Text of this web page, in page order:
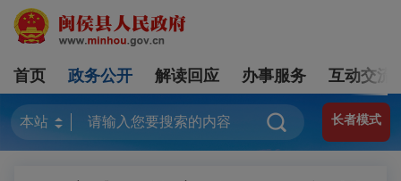
首页 政务公开 解读回应 办事服务 互动交流
长者模式